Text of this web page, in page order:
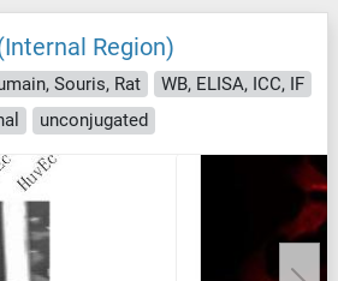
Region)
Souris, Rat
WB, ELISA, ICC, IF
unconjugated